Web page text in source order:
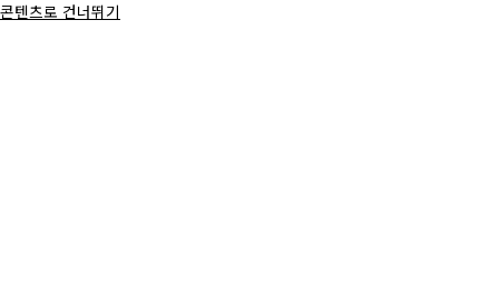
콘텐츠로 건너뛰기